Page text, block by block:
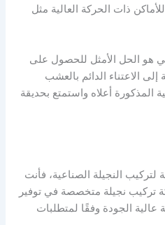
للأماكن ذات الحركة العالية مثل
هو الحل الأمثل للحصول على
الاعتناء الدائم بالعشب
المذكورة أعلاه واستمتع بحديقة
النجيلة الصناعية، فأنت
تركيب نجيلة متخصصة في توفير
عالية الجودة وفقًا لمتطلبات